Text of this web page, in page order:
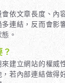
依文章長度、
連結，反而會
。
建立網站的權威
若內部連結做